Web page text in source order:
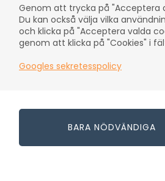
Genom att trycka på "Acceptera
Du kan också välja vilka
och klicka på "Acceptera valda
genom att klicka på "Cookies" i
Googles sekretesspolicy
Artikelnummer: 73090